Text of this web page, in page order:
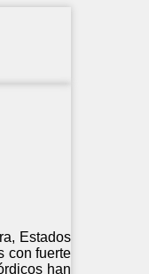
Estados
con fuerte
han